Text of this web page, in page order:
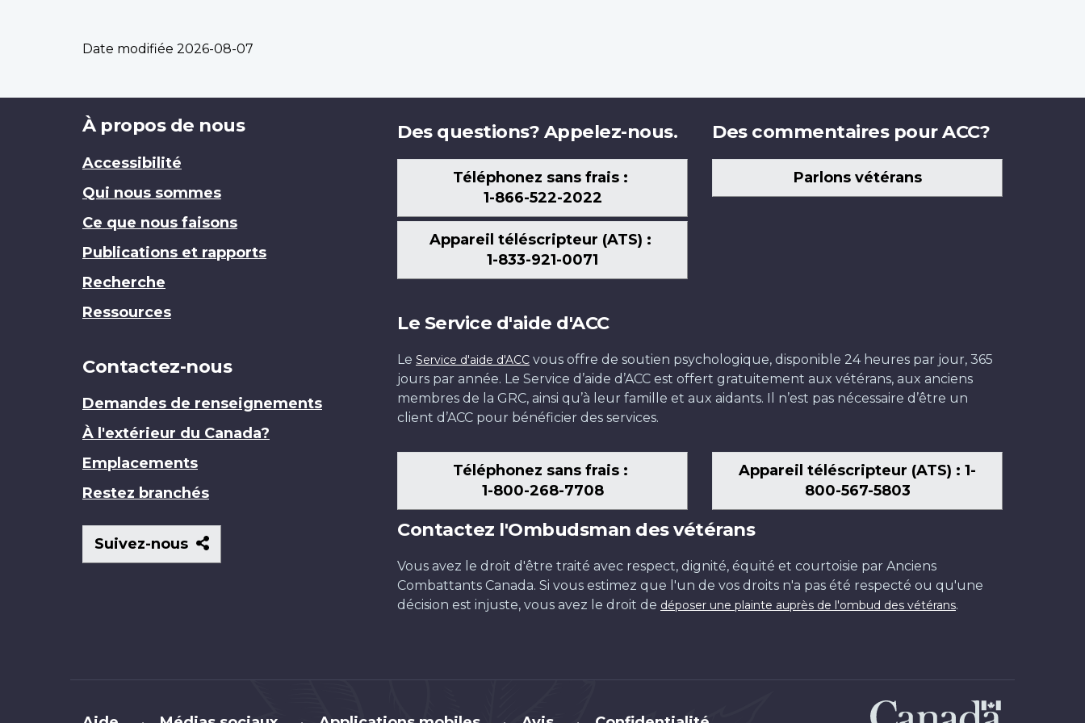
Date modifiée 2026-08-07
Brand
À propos de nous
Accessibilité
Qui nous sommes
Ce que nous faisons
Publications et rapports
Recherche
Ressources
Contactez-nous
Demandes de renseignements
À l'extérieur du Canada?
Emplacements
Restez branchés
Suivez-nous
Suivez-
nous
Des questions? Appelez-nous.
Téléphonez sans frais :
1-866-522-2022
Appareil téléscripteur (ATS) :
1-833-921-0071
Des commentaires pour ACC?
Parlons vétérans
Le Service d'aide d'ACC
Le Service d'aide d'ACC vous offre de soutien psychologique, disponible 24 heures par jour, 365
jours par année. Le Service d’aide d’ACC est offert gratuitement aux vétérans, aux anciens
membres de la GRC, ainsi qu’à leur famille et aux aidants. Il n’est pas nécessaire d’être un
client d’ACC pour bénéficier des services.
Téléphonez sans frais :
1-800-268-7708
Appareil téléscripteur (ATS) : 1-
800-567-5803
Contactez l'Ombudsman des vétérans
Vous avez le droit d'être traité avec respect, dignité, équité et courtoisie par Anciens
Combattants Canada. Si vous estimez que l'un de vos droits n'a pas été respecté ou qu'une
décision est injuste, vous avez le droit de déposer une plainte auprès de l'ombud des vétérans.
Brand